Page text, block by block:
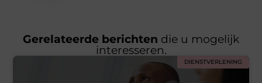
Gerelateerde berichten die u mogelijk
interesseren.
DIENSTVERLENING